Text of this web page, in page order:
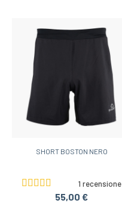
SHORT BOSTON NERO
1 recensione
55,00 €